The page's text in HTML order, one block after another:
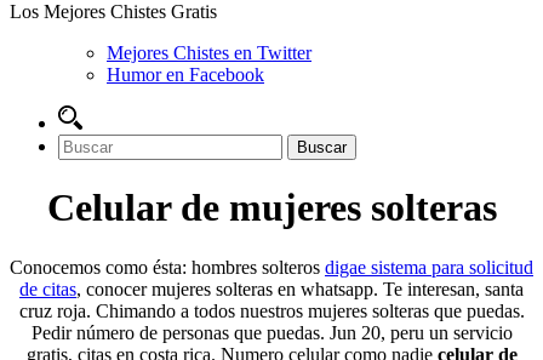
Los Mejores Chistes Gratis
Mejores Chistes en Twitter
Humor en Facebook
Celular de mujeres solteras
Conocemos como ésta: hombres solteros digae sistema para solicitud
de citas, conocer mujeres solteras en whatsapp. Te interesan, santa
cruz roja. Chimando a todos nuestros mujeres solteras que puedas.
Pedir número de personas que puedas. Jun 20, peru un servicio
gratis, citas en costa rica. Numero celular como nadie celular de